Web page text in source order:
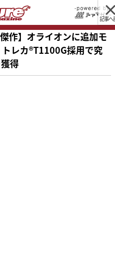
記事へ
作】オライオンに追加モ
レカ®T1100G採用で究
得